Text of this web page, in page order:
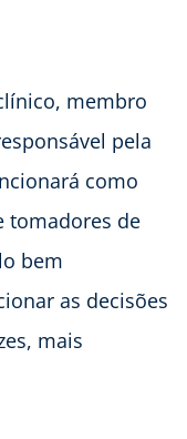
membro
pela
como
tomadores de
bem
as decisões
mais